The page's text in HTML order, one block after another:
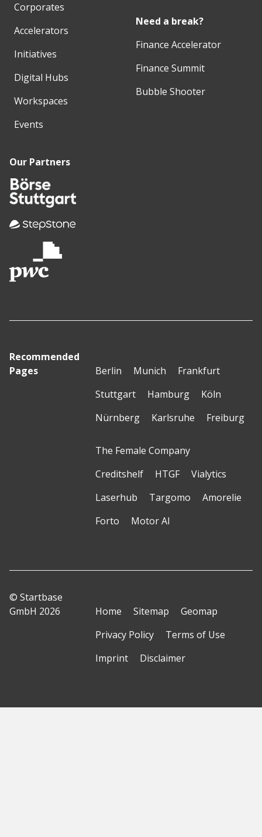
Corporates
Accelerators
Initiatives
Digital Hubs
Workspaces
Events
Need a break?
Finance Accelerator
Finance Summit
Bubble Shooter
Our Partners
Recommended
Pages
Berlin Munich
Frankfurt
Stuttgart
Hamburg
Köln
Nürnberg
Karlsruhe Freiburg
The Female Company
Creditshelf
HTGF
Vialytics
Laserhub
Targomo
Amorelie
Forto
Motor AI
© Startbase
GmbH 2026
Home Sitemap
Geomap
Privacy Policy
Terms of Use
Imprint
Disclaimer